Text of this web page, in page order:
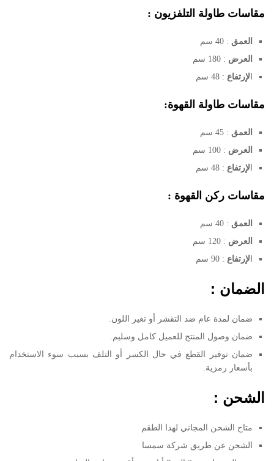
مقاسات طاولة التلفزيون :
العمق : 40 سم
العرض : 180 سم
لإرتفاع : 48 سم
مقاسات طاولة القهوة:
العمق : 45 سم
العرض : 100 سم
لإرتفاع : 48 سم
مقاسات ركن القهوة :
العمق : 40 سم
العرض : 120 سم
لإرتفاع : 90 سم
الضمان :
ضمان لمدة عام ضد التقشر أو تغير اللون.
ضمان وصول المنتج للعميل كامل وسليم.
ضمان توفير القطع في حال الكسر أو التلف بسبب سوء الاستخدام
بأسعار رمزية.
الشحن :
متاح الشحن المجاني لهذا الطقم
الشحن عن طريق شركة سمسا